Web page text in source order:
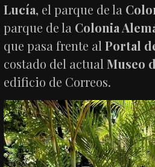
Lucía, el parque de la
parque de la Colonia
que pasa frente alPortal
costado del actualMuseo
edificio de Correos.